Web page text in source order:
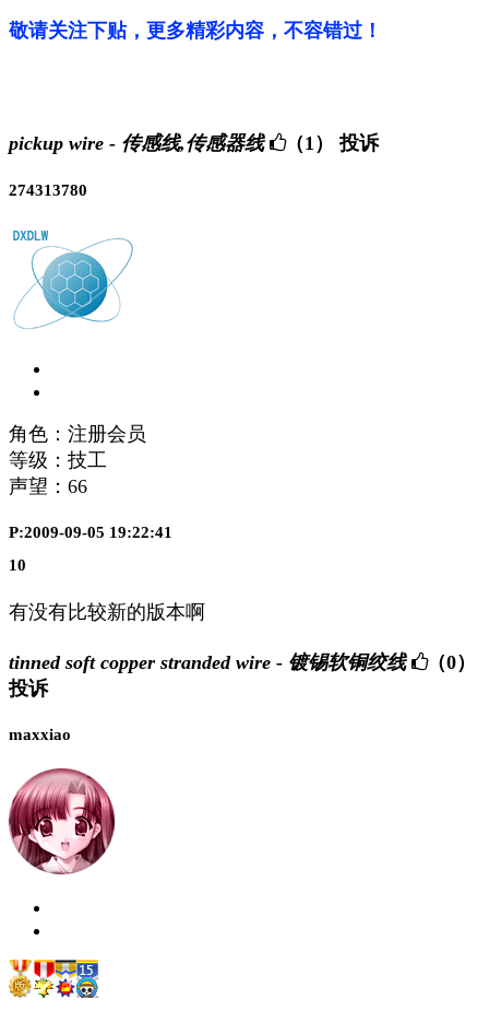
敬请关注下贴，更多精彩内容，不容错过！
pickup wire - 传感线,传感器线 （1） 投诉
274313780
角色：注册会员
等级：技工
声望： 66
P:2009-09-05 19:22:41
10
有没有比较新的版本啊
tinned soft copper stranded wire - 镀锡软铜绞线
（0）
投诉
maxxiao